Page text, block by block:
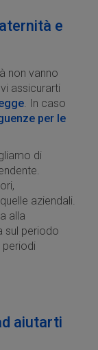
e
non vanno
assicurarti
. In caso
per le
di
aziendali.
alla
sul periodo
aiutarti